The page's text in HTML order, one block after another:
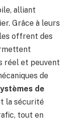
alliant
Grâce à leurs
offrent des
réel et peuvent
de
de
la sécurité
tout en